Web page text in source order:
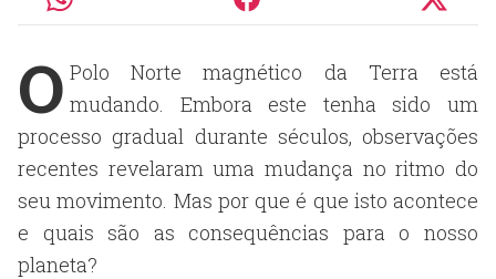
O Polo Norte magnético da Terra está
mudando. Embora este tenha sido um
processo gradual durante séculos, observações
recentes revelaram uma mudança no ritmo do
seu movimento. Mas por que é que isto acontece
e quais são as consequências para o nosso
planeta?